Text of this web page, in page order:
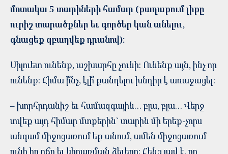
մոտակա 5 տարիների համար (քաղաքում լիքը
ուրիշ տարածքներ եւ գործեր կան անելու,
գնացեք զբաղվեք դրանով):
Սիլուետ ունենք, աշխարհը չունի: Ունենք այն, ինչ որ
ունենք: Հիմա ի՞նչ, էլի՞ քանդելու խնդիր է առաջացել:
– խորհրդանիշ եւ համազգային… բլա, բլա… Վերջ
տվեք այդ հիմար մտքերին` տարին մի երեք-չորս
անգամ միջոցառում եք անում, ամեն միջոցառում
ունի իր ոճը եւ կիրառման ձեւերը: Հենց լավ է, որ